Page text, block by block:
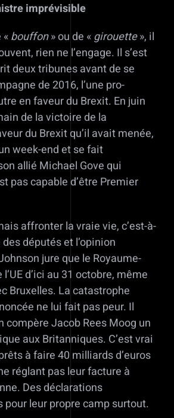
imprévisible
bouffon» ou de «girouette», il
rien ne l’engage. Il s’est
deux tribunes avant de se
de 2016, l’une pro-
en faveur du Brexit. En juin
de la victoire de la
du Brexit qu’il avait menée,
week-end et se fait
allié Michael Gove qui
pas capable d’être Premier
affronter la vraie vie, c’est-à-
députés et l’opinion
jure que le Royaume-
d’ici au 31 octobre, même
Bruxelles. La catastrophe
ne lui fait pas peur. Il
compère Jacob Rees Moog un
aux Britanniques. C’est vrai
à faire 40 milliards d’euros
réglant pas leur facture à
Des déclarations
leur propre camp surtout.